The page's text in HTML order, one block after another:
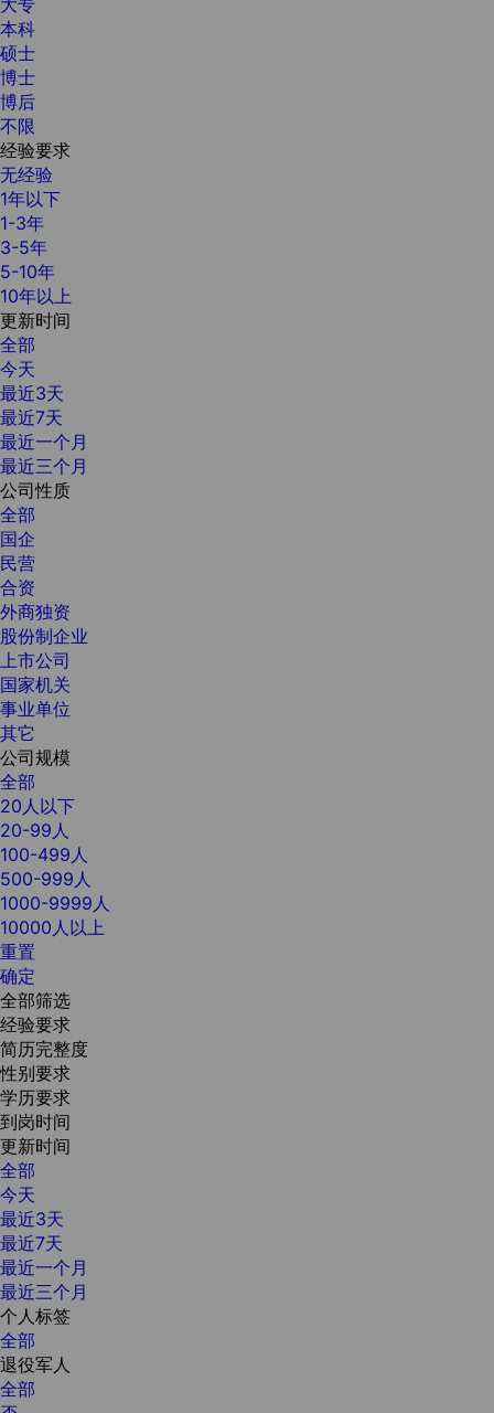
本科
硕士
博士
博后
不限
经验要求
无经验
1年以下
1-3年
3-5年
5-10年
10年以上
更新时间
全部
今天
最近3天
最近7天
最近一个月
最近三个月
公司性质
全部
国企
民营
合资
外商独资
股份制企业
上市公司
国家机关
事业单位
其它
公司规模
全部
20人以下
20-99人
100-499人
500-999人
1000-9999人
10000人以上
重置
确定
全部筛选
经验要求
简历完整度
性别要求
学历要求
到岗时间
更新时间
全部
今天
最近3天
最近7天
最近一个月
最近三个月
个人标签
全部
退役军人
全部